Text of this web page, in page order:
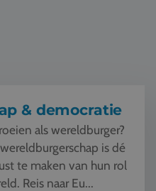
& democratie
als wereldburger?
is dé
te maken van hun rol
Reis naar Eu...